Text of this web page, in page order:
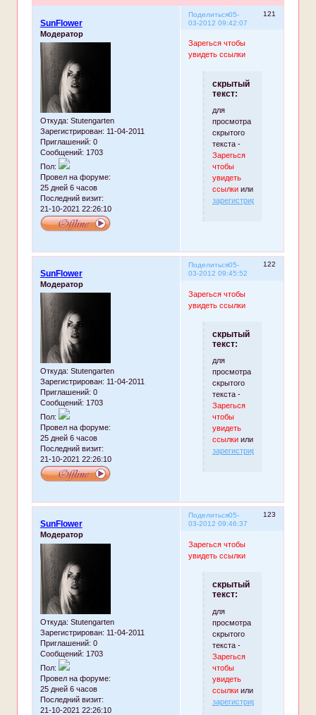
Поделиться 121
05-
03-2012 09:42:07
SunFlower
Модератор
Откуда: Stutengarten
Зарегистрирован: 11-04-2011
Приглашений: 0
Сообщений: 1703
Пол:
Провел на форуме:
25 дней 6 часов
Последний визит:
21-10-2021 22:26:10
Зарегься чтобы
увидеть ссылки
скрытый
текст:
для
просмотра
скрытого
текста -
Зарегься
чтобы
увидеть
ссылкиили
зарегистрируйтесь
Поделиться 122
05-
03-2012 09:45:52
SunFlower
Модератор
Откуда: Stutengarten
Зарегистрирован: 11-04-2011
Приглашений: 0
Сообщений: 1703
Пол:
Провел на форуме:
25 дней 6 часов
Последний визит:
21-10-2021 22:26:10
Зарегься чтобы
увидеть ссылки
скрытый
текст:
для
просмотра
скрытого
текста -
Зарегься
чтобы
увидеть
ссылкиили
зарегистрируйтесь
Поделиться 123
05-
03-2012 09:46:37
SunFlower
Модератор
Откуда: Stutengarten
Зарегистрирован: 11-04-2011
Приглашений: 0
Сообщений: 1703
Пол:
Провел на форуме:
25 дней 6 часов
Последний визит:
21-10-2021 22:26:10
Зарегься чтобы
увидеть ссылки
скрытый
текст:
для
просмотра
скрытого
текста -
Зарегься
чтобы
увидеть
ссылкиили
зарегистрируйтесь